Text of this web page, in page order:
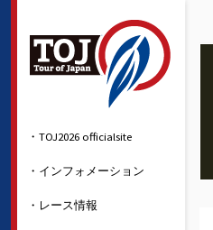
・TOJ2026 officialsite
・インフォメーション
・レース情報